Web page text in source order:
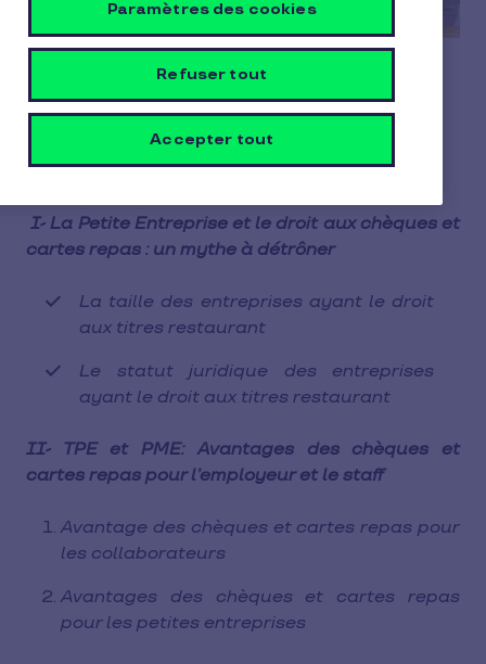
Une Petite Entreprise a-t-elle droit au
ticket restaurant?
Table des matières
I- La Petite Entreprise et le droit aux chèques et
cartes repas : un mythe à détrôner
La taille des entreprises ayant le droit
aux titres restaurant
Le statut juridique des entreprises
ayant le droit aux titres restaurant
II- TPE et PME: Avantages des chèques et
cartes repas pour l’employeur et le staff
Avantage des chèques et cartes repas pour
les collaborateurs
Avantages des chèques et cartes repas
pour les petites entreprises
Paramètres des cookies
Refuser tout
Accepter tout